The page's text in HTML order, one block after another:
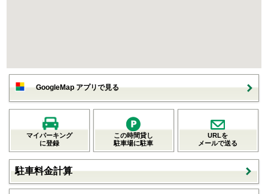
GoogleMap アプリで見る
マイパーキング
に登録
この時間貸し
駐車場に駐車
URLを
メールで送る
駐車料金計算